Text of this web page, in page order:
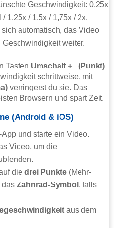
Geschwindigkeit: 0,25x
1,25x / 1,5x / 1,75x / 2x.
automatisch, das Video
Geschwindigkeit weiter.
Tasten Umschalt + . (Punkt)
schrittweise, mit
verringerst du sie. Das
Browsern und spart Zeit.
(Android & iOS)
und starte ein Video.
Video, um die
diedrei Punkte (Mehr-
dasZahnrad-Symbol , falls
aus dem